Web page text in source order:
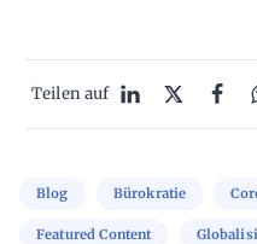
Teilen auf
Blog Bürokratie
Featured Content